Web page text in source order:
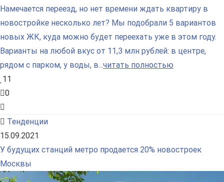
Намечается переезд, но нет времени ждать квартиру в
новостройке несколько лет? Мы подобрали 5 вариантов
новых ЖК, куда можно будет переехать уже в этом году.
Варианты на любой вкус от 11,3 млн рублей: в центре,
рядом с парком, у воды, в...читать полностью
11
0
Тенденции
15.09.2021
У будущих станций метро продается 20% новостроек
Москвы